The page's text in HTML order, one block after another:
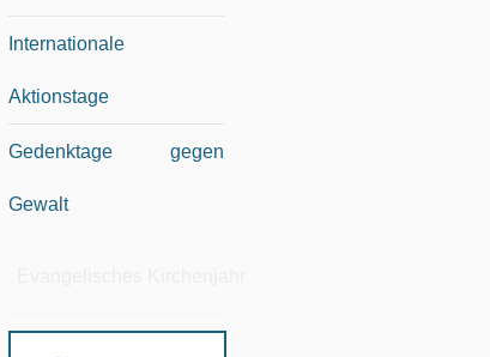
Internationale
Aktionstage
Gedenktage gegen
Gewalt